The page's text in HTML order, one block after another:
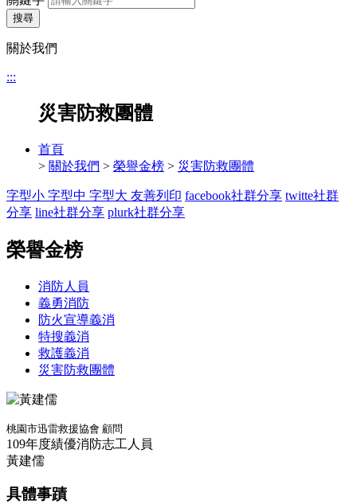
搜尋
關於我們
:::
災害防救團體
首頁
> 關於我們 > 榮譽金榜 > 災害防救團體
字型小 字型中 字型大 友善列印 facebook社群分享 twitte社群
分享 line社群分享 plurk社群分享
榮譽金榜
消防人員
義勇消防
防火宣導義消
特搜義消
救護義消
災害防救團體
桃園市迅雷救援協會 顧問
109年度績優消防志工人員
黃建儒
具體事蹟